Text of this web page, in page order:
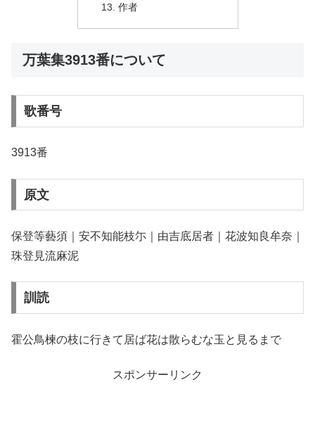
作者
万葉集3913番について
歌番号
3913番
原文
保登等藝須｜安不知能枝尓｜由吉底居者｜花波知良牟奈｜
珠登見流麻泥
訓読
霍公鳥楝の枝に行きて居ば花は散らむな玉と見るまで
スポンサーリンク